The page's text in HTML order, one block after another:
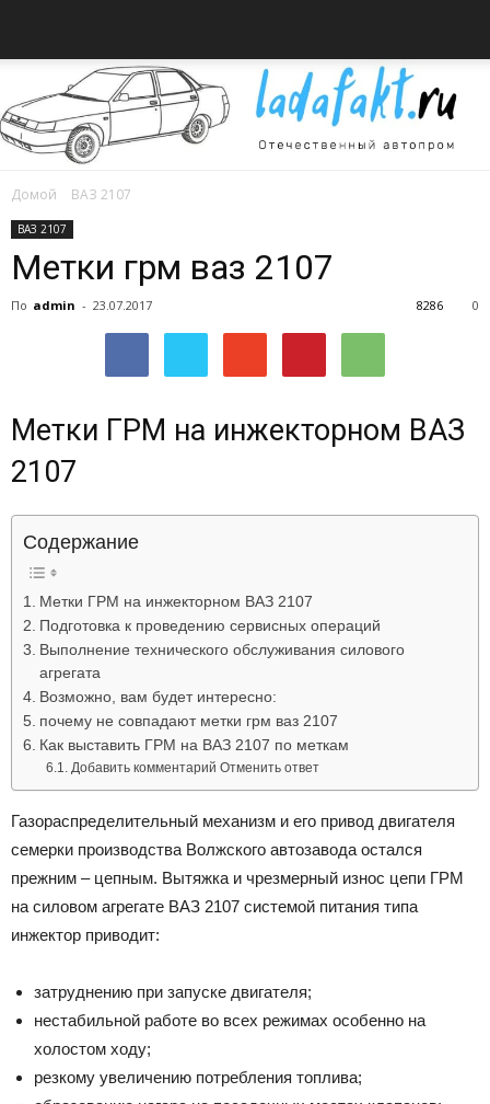
Лада
ВАЗ
Домой ВАЗ 2107
ВАЗ 2107
Метки грм ваз 2107
По admin - 23.07.2017 0
8286
Метки ГРМ на инжекторном ВАЗ
2107
Содержание
Метки ГРМ на инжекторном ВАЗ 2107
Подготовка к проведению сервисных операций
Выполнение технического обслуживания силового
агрегата
Возможно, вам будет интересно:
почему не совпадают метки грм ваз 2107
Как выставить ГРМ на ВАЗ 2107 по меткам
Добавить комментарий Отменить ответ
Газораспределительный механизм и его привод двигателя
семерки производства Волжского автозавода остался
прежним – цепным. Вытяжка и чрезмерный износ цепи ГРМ
на силовом агрегате ВАЗ 2107 системой питания типа
инжектор приводит:
затруднению при запуске двигателя;
нестабильной работе во всех режимах особенно на
холостом ходу;
резкому увеличению потребления топлива;